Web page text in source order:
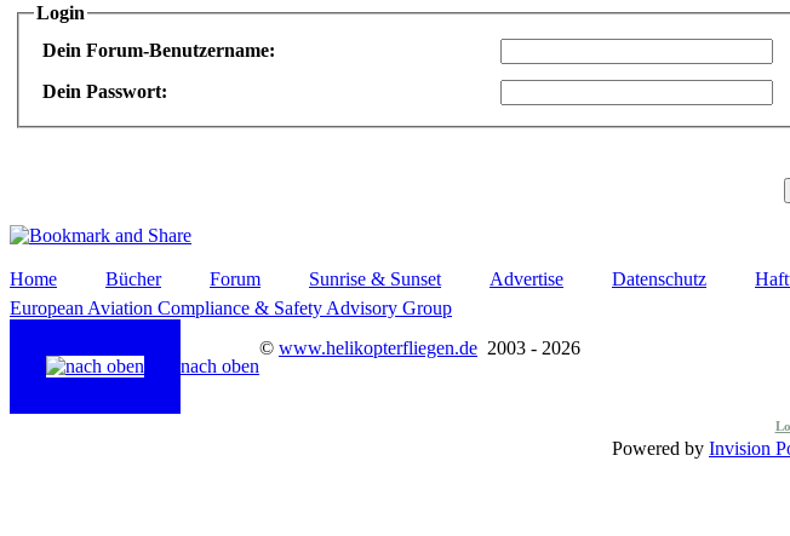
Login
Dein Forum-Benutzername:
Dein Passwort:
Home Bücher Forum Sunrise & Sunset Advertise Datenschutz
European Aviation Compliance & Safety Advisory Group
nach oben
© www.helikopterfliegen.de 2003 - 2026
Powered by Invision